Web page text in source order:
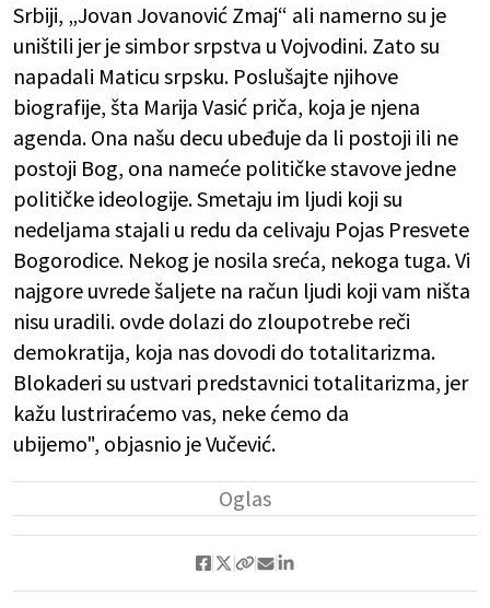
Srbiji, „Jovan Jovanović Zmaj“ ali namerno su je
uništili jer je simbor srpstva u Vojvodini. Zato su
napadali Maticu srpsku. Poslušajte njihove
biografije, šta Marija Vasić priča, koja je njena
agenda. Ona našu decu ubeđuje da li postoji ili ne
postoji Bog, ona nameće političke stavove jedne
političke ideologije. Smetaju im ljudi koji su
nedeljama stajali u redu da celivaju Pojas Presvete
Bogorodice. Nekog je nosila sreća, nekoga tuga. Vi
najgore uvrede šaljete na račun ljudi koji vam ništa
nisu uradili. ovde dolazi do zloupotrebe reči
demokratija, koja nas dovodi do totalitarizma.
Blokaderi su ustvari predstavnici totalitarizma, jer
kažu lustriraćemo vas, neke ćemo da
ubijemo", objasnio je Vučević.